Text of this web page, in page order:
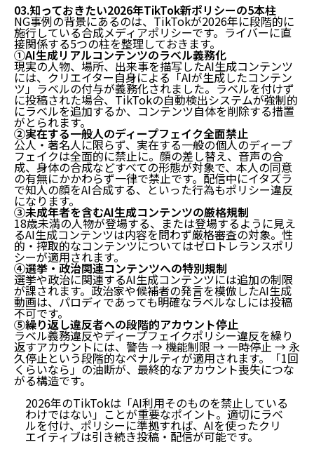
03.知っておきたい2026年TikTok新ポリシーの5本柱
NG事例の背景にあるのは、TikTokが2026年に段階的に
施行している合成メディアポリシーです。ライバーに直
接関係する5つの柱を整理しておきます。
①AI生成リアルコンテンツのラベル義務化
現実の人物、場所、出来事を描写したAI生成コンテンツ
には、クリエイター自身による「AIが生成したコンテン
ツ」ラベルの付与が義務化されました。ラベルを付けず
に投稿された場合、TikTokの自動検出システムが強制的
にラベルを追加するか、 コンテンツ自体を削除する措置
がとられます。
②実在する一般人のディープフェイク全面禁止
公人・著名人に限らず、実在する一般の個人のディープ
フェイクは全面的に禁止に。顔の差し替え、音声の合
成、身体の合成などすべての形態が対象で、本人の同意
の有無にかかわらず一律で禁止です。配信中にイタズラ
で知人の顔をAI合成する、といった行為もポリシー違反
になります。
③未成年者を含むAI生成コンテンツの厳格規制
18歳未満の人物が登場する、または登場するように見え
るAI生成コンテンツは内容を問わず厳格審査の対象。性
的・搾取的なコンテンツについてはゼロトレランスポリ
シーが適用されます。
④選挙・政治関連コンテンツへの特別規制
選挙や政治に関連するAI生成コンテンツには追加の制限
が課されます。政治家や候補者の発言を模倣したAI生成
動画は、 パロディであっても明確なラベルなしには投稿
不可です。
⑤繰り返し違反者への段階的アカウント停止
ラベル義務違反やディープフェイクポリシー違反を繰り
返すアカウントには、警告 → 機能制限 → 一時停止 → 永
久停止という段階的なペナルティが適用されます。「1回
くらいなら」の油断が、最終的なアカウント喪失につな
がる構造です。
2026年のTikTokは「AI利用そのものを禁止している
わけではない」ことが重要なポイント。適切にラベ
ルを付け、ポリシーに準拠すれば、AIを使ったクリ
エイティブは引き続き投稿・配信が可能です。